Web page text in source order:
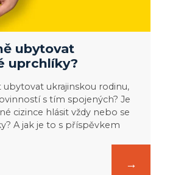
ubytovat
uprchlíky?
ubytovat ukrajinskou rodinu,
s tím spojených? Je
cizince hlásit vždy nebo se
A jak je to s příspěvkem